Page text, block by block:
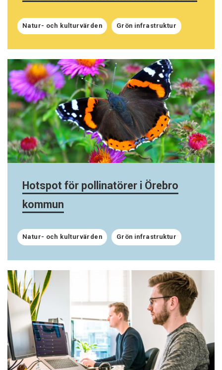
Natur- och kulturvärden Grön infrastruktur
Hotspot för pollinatörer i Örebro
kommun
Natur- och kulturvärden Grön infrastruktur